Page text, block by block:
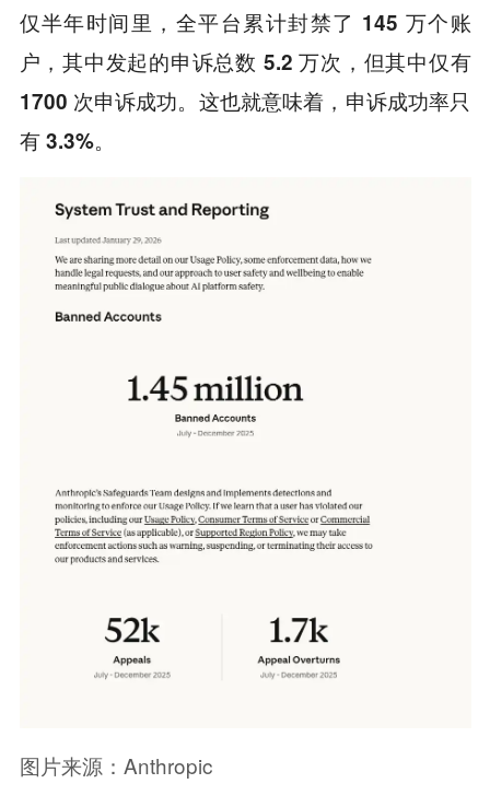
仅半年时间里，全平台累计封禁了 145 万个账
户，其中发起的申诉总数 5.2 万次 ，但其中仅有
1700 次申诉成功。这也就意味着，申诉成功率只
有3.3%。
图片来源： Anthropic